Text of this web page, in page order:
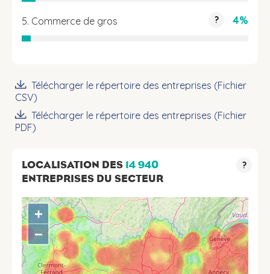
5. Commerce de gros ? 4%
Télécharger le répertoire des entreprises (Fichier
CSV)
Télécharger le répertoire des entreprises (Fichier
PDF)
LOCALISATION DES 14 940
ENTREPRISES DU SECTEUR
?
+
−